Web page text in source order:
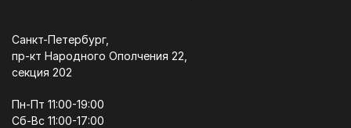
Санкт-Петербург,
пр-кт Народного Ополчения 22,
секция 202
Пн-Пт 11:00-19:00
Сб-Вс 11:00-17:00